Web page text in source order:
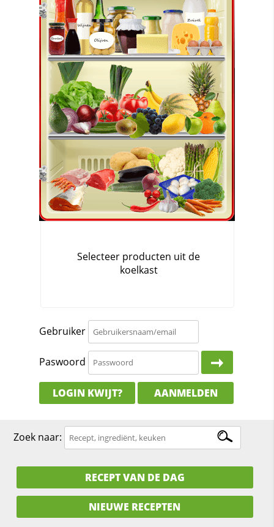
Gebruiker
Paswoord
LOGIN KWIJT? AANMELDEN
Zoek naar:
RECEPT VAN DE DAG
NIEUWE RECEPTEN